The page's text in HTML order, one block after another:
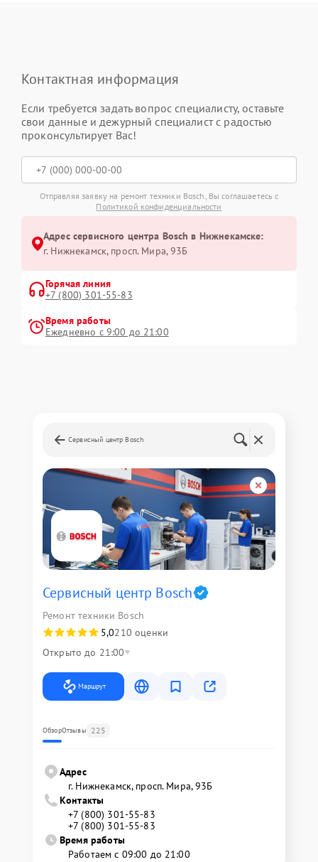
Контактная информация
Если требуется задать вопрос специалисту, оставьте
свои данные и дежурный специалист с радостью
проконсультирует Вас!
Отправляя заявку на ремонт техники Bosch, Вы соглашаетесь с
Политикой конфиденциальности
Адрес сервисного центра Bosch в Нижнекамске:
г. Нижнекамск, просп. Мира, 93Б
Горячая линия
+7 (800) 301-55-83
Время работы
Ежедневно с 9:00 до 21:00
Сервисный центр Bosch
Сервисный центр Bosch
Ремонт техники Bosch
5,0210 оценки
Открыто до 21:00
Маршрут
ОбзорОтзывы 225
Адрес
г. Нижнекамск, просп. Мира, 93Б
Контакты
+7 (800) 301-55-83
+7 (800) 301-55-83
Время работы
Работаем с 09:00 до 21:00